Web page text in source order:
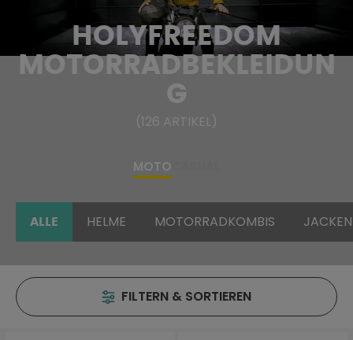
HOLYFREEDOM
MOTORRADBEKLEIDUN
G
(126 ARTIKEL)
MOTO
ALLE HELME MOTORRADKOMBIS JACKEN
FILTERN & SORTIEREN